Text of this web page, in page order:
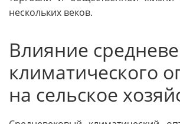
нескольких веков.
Влияние
климатического
на сельское